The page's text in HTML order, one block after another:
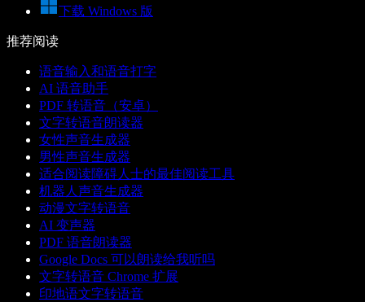
下载 Windows 版
推荐阅读
语音输入和语音打字
AI 语音助手
PDF 转语音（安卓）
文字转语音朗读器
女性声音生成器
男性声音生成器
适合阅读障碍人士的最佳阅读工具
机器人声音生成器
动漫文字转语音
AI 变声器
PDF 语音朗读器
Google Docs 可以朗读给我听吗
文字转语音 Chrome 扩展
印地语文字转语音